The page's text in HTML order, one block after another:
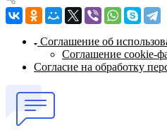
Соглашение об
Соглашение cookie-
Согласие на обработку